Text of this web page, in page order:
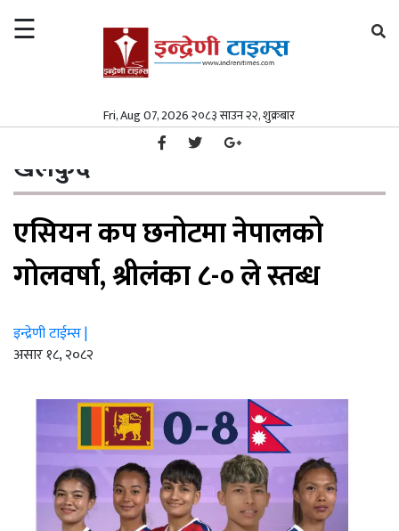
☰
Fri, Aug 07, 2026 २०८३ साउन २२, शुक्रबार
समाज
पत्रपत्रिका
मनोरञ्जन
स्वास्थ्य
वाणिज्य
सम्पादकीय
संस्कृति/
पत्रपत्रिका
मनोरञ्जन
विश्व
अर्थ/
वाणिज्य
शिक्षा
सम्पादकीय
संस्कृति/
संस्कार
गृहपृष्ठ/ खेलकुद
खेलकुद
एसियन कप छनोटमा नेपालको
गोलवर्षा, श्रीलंका ८-० ले स्तब्ध
इन्द्रेणी टाईम्स |
असार १८, २०८२